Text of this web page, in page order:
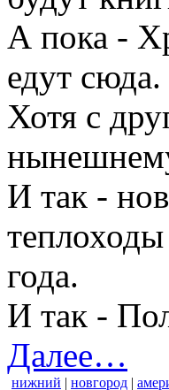
А пока -
едут
Хотя с
И так -
года.
И так -
Далее…
нижний | новгород |